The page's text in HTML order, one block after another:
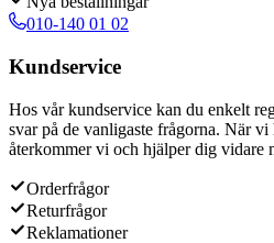
010-140 01 02
Kundservice
Hos vår kundservice kan du enkelt
svar på de vanligaste frågorna. När
återkommer vi och hjälper dig vidare
Orderfrågor
Returfrågor
Reklamationer